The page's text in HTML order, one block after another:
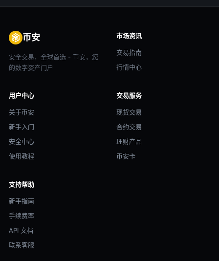
币安
安全交易，全球首选 - 币安，您
的数字资产门户
市场资讯
交易指南
行情中心
用户中心
关于币安
新手入门
安全中心
使用教程
交易服务
现货交易
合约交易
理财产品
币安卡
支持帮助
新手指南
手续费率
API 文档
联系客服